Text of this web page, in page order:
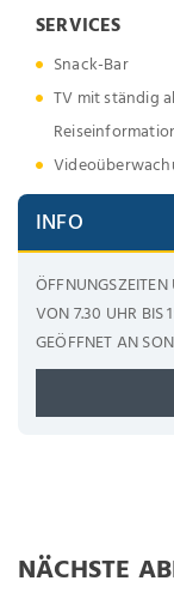
SERVICES
Snack-Bar
TV mit ständig
INFO
ÖFFNUNGSZEITEN
VON 7.30 UHR BIS
GEÖFFNET AN
NÄCHSTE